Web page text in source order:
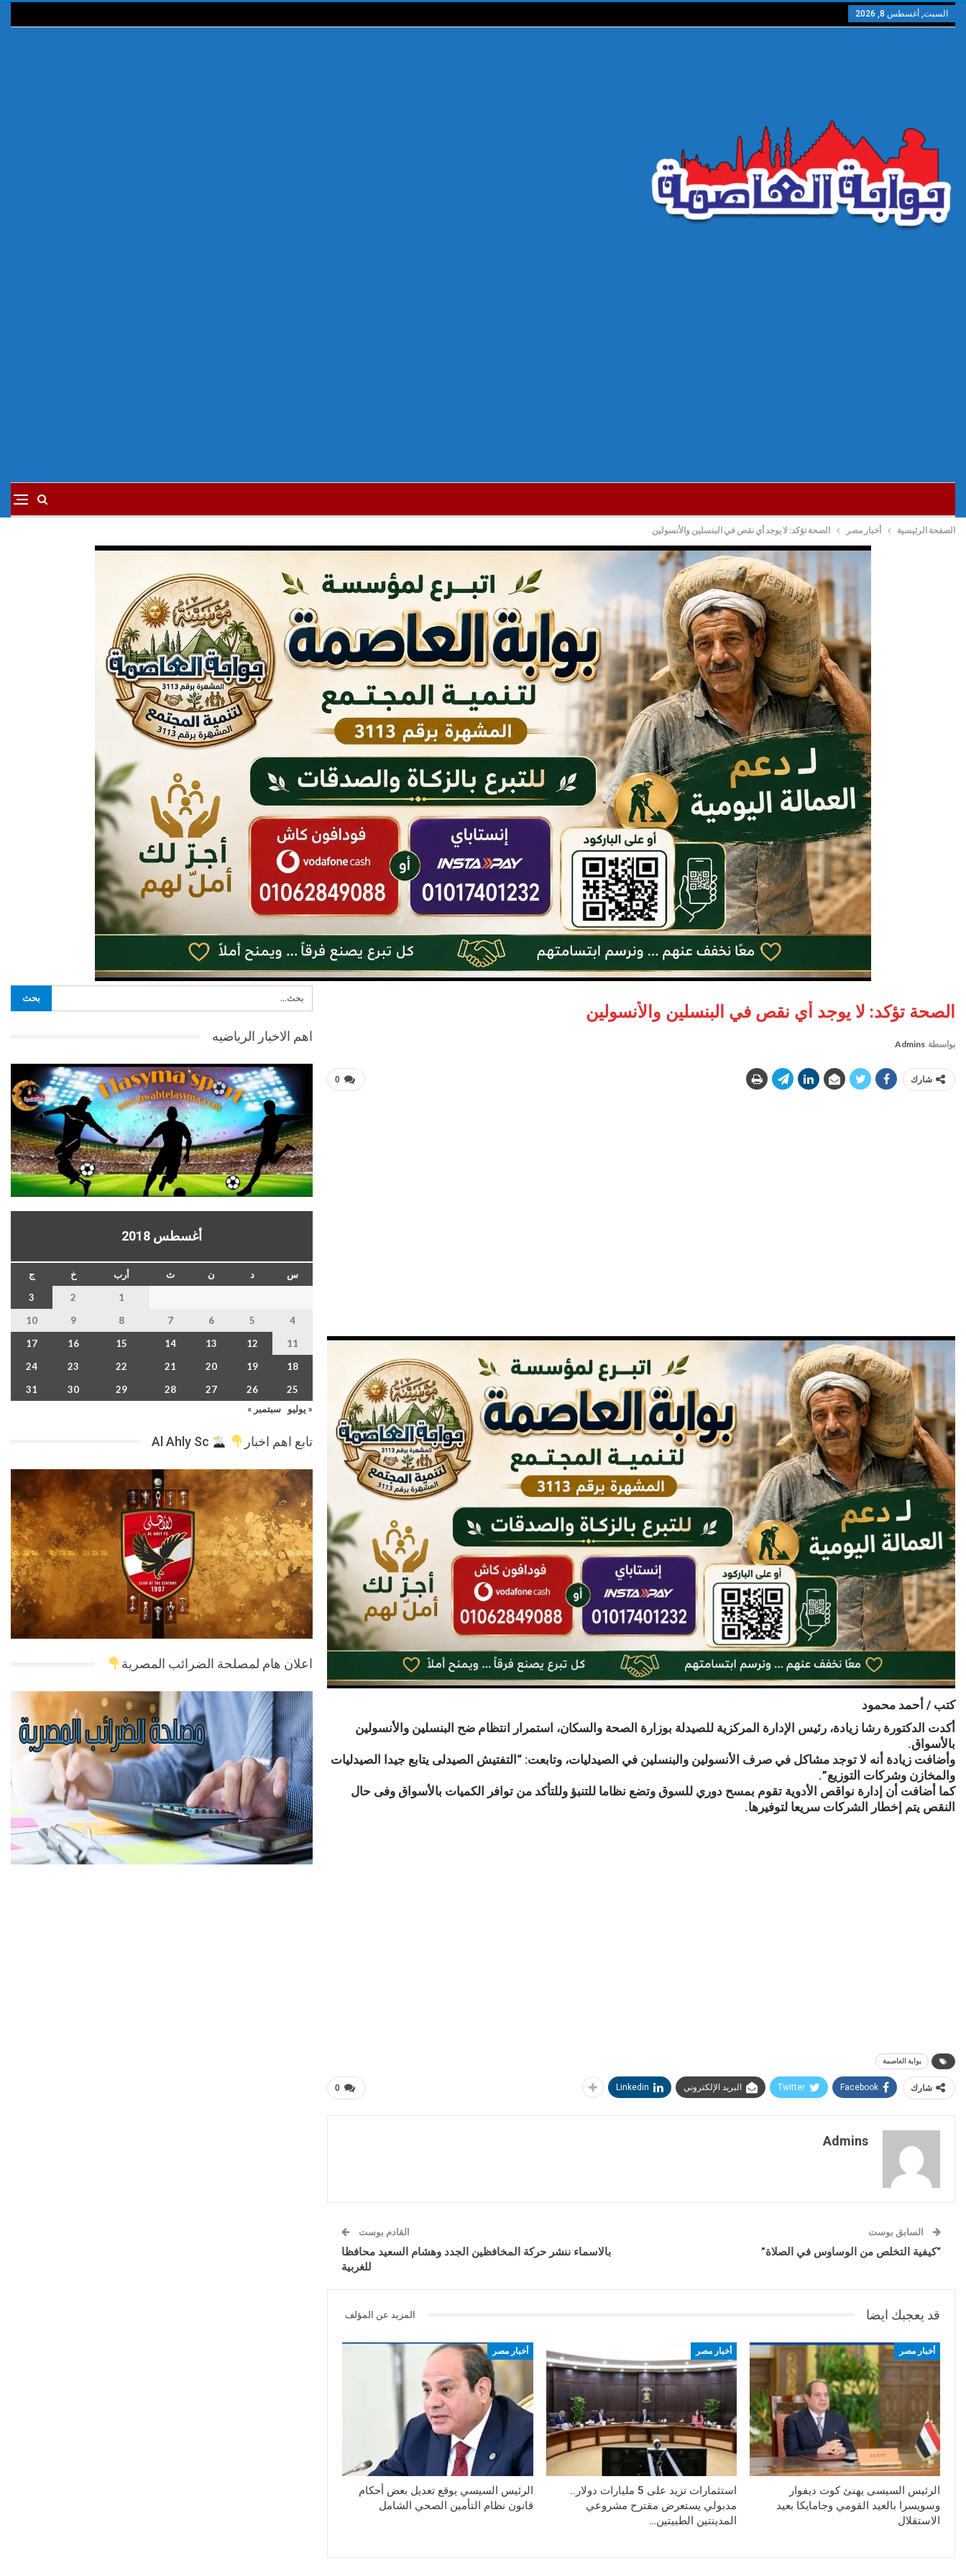
السبت, أغسطس 8, 2026
الصفحة الرئيسية أخبار مصر الصحة تؤكد: لا يوجد أي نقص في البنسلين والأنسولين
الصحة تؤكد: لا يوجد أي نقص في البنسلين والأنسولين
بواسطة Admins
0 شارك
كتب / أحمد محمود
أكدت الدكتورة رشا زيادة، رئيس الإدارة المركزية للصيدلة بوزارة الصحة والسكان، استمرار انتظام ضح البنسلين والأنسولين
بالأسواق.
وأضافت زيادة أنه لا توجد مشاكل في صرف الأنسولين والبنسلين في الصيدليات، وتابعت: “التفتيش الصيدلى يتابع جيدا الصيدليات
والمخازن وشركات التوزيع”.
كما أضافت أن إدارة نواقص الأدوية تقوم بمسح دوري للسوق وتضع نظاما للتنبؤ وللتأكد من توافر الكميات بالأسواق وفى حال
النقص يتم إخطار الشركات سريعا لتوفيرها.
بوابة العاصمة
0 شارك Facebook
Twitter البريد الإلكتروني Linkedin
Admins
السابق بوست
“كيفية التخلص من الوساوس في الصلاة”
القادم بوست
بالاسماء ننشر حركة المخافظين الجدد وهشام السعيد محافظا
للغربية
قد يعجبك ايضا المزيد عن المؤلف
أخبار مصر
الرئيس السيسى يهنئ كوت ديفوار
وسويسرا بالعيد القومي وجامايكا بعيد
الاستقلال
أخبار مصر
استثمارات تزيد على 5 مليارات دولار..
مدبولي يستعرض مقترح مشروعي
المدينتين الطبيتين…
أخبار مصر
الرئيس السيسي يوقع تعديل بعض أحكام
قانون نظام التأمين الصحي الشامل
اهم الاخبار الرياضيه
أغسطس 2018
س د ن ث أرب خ
ج
1
2
3
4
5
6
7
8
9
10
11
12
13
14
15
16
17
18
19
20
21
22
23
24
25
26
27
28
29
30
31
« يوليو
سبتمبر »
تابع اهم اخبار
اعلان هام لمصلحة الضرائب المصرية